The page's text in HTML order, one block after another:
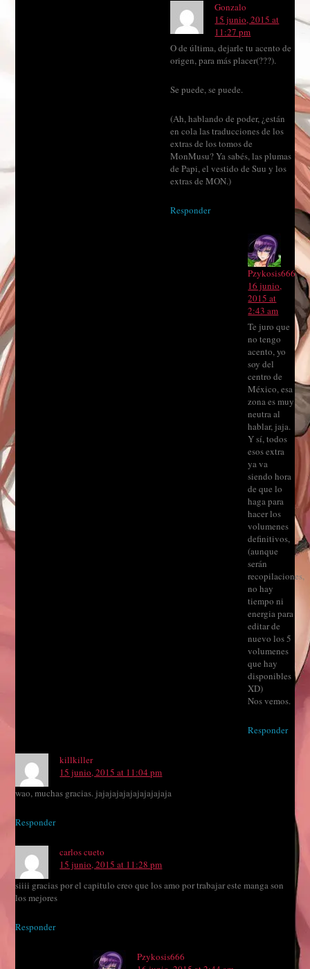
Gonzalo
15 junio, 2015 at
11:27 pm
O de última, dejarle tu acento de
origen, para más placer(???).
Se puede, se puede.
(Ah, hablando de poder, ¿están
en cola las traducciones de los
extras de los tomos de
MonMusu? Ya sabés, las plumas
de Papi, el vestido de Suu y los
extras de MON.)
Responder
Pzykosis666
16 junio,
2015 at
2:43 am
Te juro que
no tengo
acento, yo
soy del
centro de
México, esa
zona es muy
neutra al
hablar, jaja.
Y sí, todos
esos extra
ya va
siendo hora
de que lo
haga para
hacer los
volumenes
definitivos,
(aunque
serán
recopilaciones,
no hay
tiempo ni
energia para
editar de
nuevo los 5
volumenes
que hay
disponibles
XD)
Nos vemos.
Responder
killkiller
15 junio, 2015 at 11:04 pm
wao, muchas gracias. jajajajajajajajajajaja
Responder
carlos cueto
15 junio, 2015 at 11:28 pm
siiii gracias por el capitulo creo que los amo por trabajar este manga son
los mejores
Responder
Pzykosis666